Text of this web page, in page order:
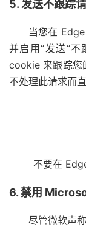
5. 发送不跟踪
当您在
并启用“发送“
cookie 来跟踪您
不处理此请求而直
不要在
6. 禁用
尽管微软声